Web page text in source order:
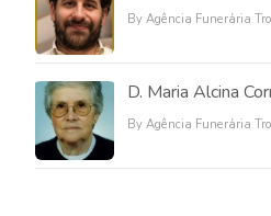
By Agência Funerária
D. Maria Alcina
By Agência Funerária